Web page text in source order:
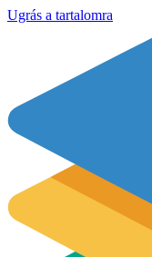
Ugrás a tartalomra